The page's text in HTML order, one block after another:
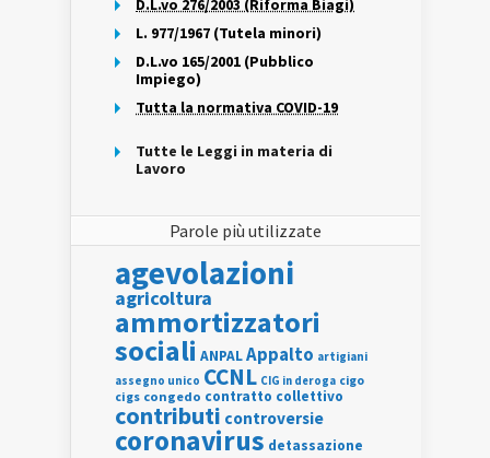
D.L.vo 276/2003 (Riforma Biagi)
L. 977/1967 (Tutela minori)
D.L.vo 165/2001 (Pubblico
Impiego)
Tutta la normativa COVID-19
Tutte le Leggi in materia di
Lavoro
Parole più utilizzate
agevolazioni
agricoltura
ammortizzatori
sociali ANPALAppalto artigiani
assegno unico CCNL CIG in deroga cigo
cigs congedo contratto collettivo
contributi controversie
coronavirus detassazione